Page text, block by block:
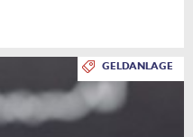
GELDANLAGE